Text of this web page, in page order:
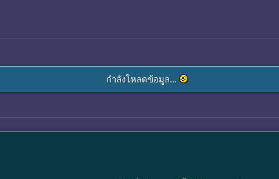
กำลังโหลดข้อมูล...